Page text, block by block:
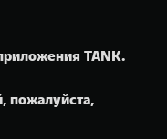
TANK.
пожалуйста,